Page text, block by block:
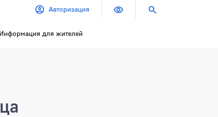
Авторизация
Информация для жителей